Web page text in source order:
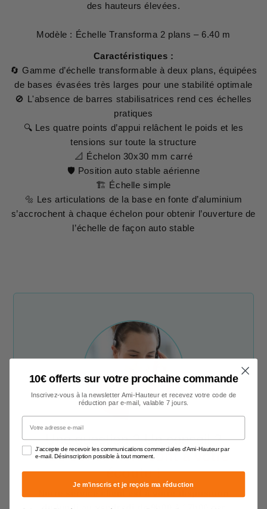
des hauteurs élevées.
Modèle : Échelle Transforma 2 plans – 6.40 m
Caractéristiques :
🔄 Gamme d’échelle transformable à deux plans, équipées
de bases évasées très larges pour une stabilité optimale
🚫 L'absence de barres stabilisatrices rend ces échelles
pratiques
🔍 Les quatre points d’appui relâchent le poids et les
tensions sur toute la structure
📐 Échelon 30x30 mm carré
🛡 Position auto stable aérienne
🏗 Échelle simple
🔩 Les articulations de la base en fonte d’aluminium
s’accrochent à chaque échelon pour obtenir l’ouverture de
l’échelle de façon auto stable
Une question ? Un conseil ?
Nos conseillers sont à votre
écoute !
10€ offerts sur votre prochaine commande
Inscrivez-vous à la newsletter Ami-Hauteur et recevez votre code de
réduction par e-mail, valable 7 jours.
Votre adresse e-mail
J'accepte de recevoir les communications commerciales d'Ami-Hauteur par
e-mail. Désinscription possible à tout moment.
Je m'inscris et je reçois ma réduction